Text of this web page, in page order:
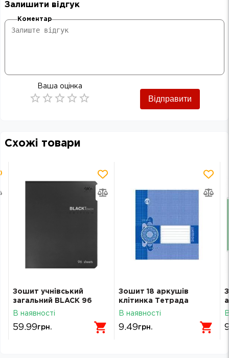
Залишити відгук
Коментар
Ваша оцінка
Відправити
Схожі товари
Зошит учнівський
загальний BLACK 96
аркушів клітинка KIDS
В наявності
59.99грн.
Зошит 18 аркушів
клiтинка Тетрада
Фоновий ТЕ162
В наявності
9.49грн.